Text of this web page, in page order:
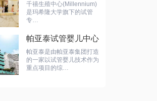
千禧生殖中心(Millennium)
是玛希隆大学旗下的试管
专…
帕亚泰试管婴儿中心
帕亚泰是由帕亚泰集团打造
的一家以试管婴儿技术作为
重点项目的综…